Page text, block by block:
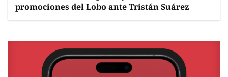
promociones del Lobo ante Tristán Suárez